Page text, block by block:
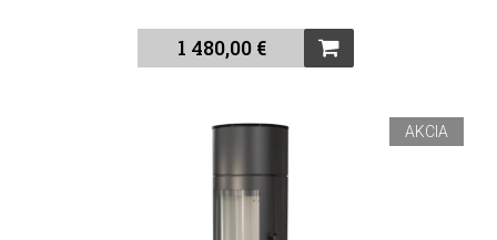
1 480,00 €
AKCIA